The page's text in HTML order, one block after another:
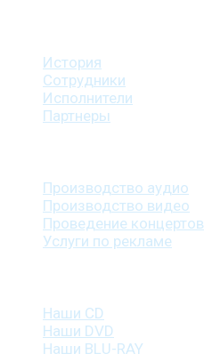
История
Сотрудники
Исполнители
Партнеры
Производство аудио
Производство видео
Проведение концертов
Услуги по рекламе
Наши CD
Наши DVD
Наши BLU-RAY